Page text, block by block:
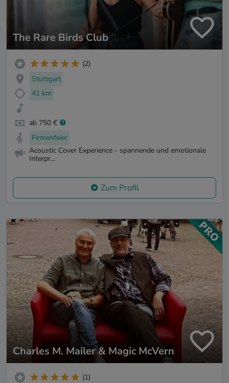
The Rare Birds Club
(2)
Stuttgart
41 km
ab 750 €
Firmenfeier
Acoustic Cover Experience - spannende und emotionale
Interpr...
Zum Profil
Charles M. Mailer & Magic McVern
(1)